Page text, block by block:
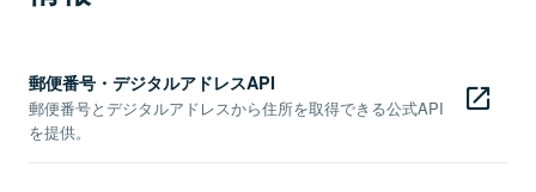
郵便番号・デジタルアドレスAPI
郵便番号とデジタルアドレスから住所を取得できる公式API
を提供。